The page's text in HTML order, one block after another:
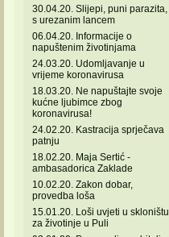
30.04.20. Slijepi, puni parazita,
s urezanim lancem
06.04.20. Informacije o
napuštenim životinjama
24.03.20. Udomljavanje u
vrijeme koronavirusa
18.03.20. Ne napuštajte svoje
kućne ljubimce zbog
koronavirusa!
24.02.20. Kastracija sprječava
patnju
18.02.20. Maja Sertić -
ambasadorica Zaklade
10.02.20. Zakon dobar,
provedba loša
15.01.20. Loši uvjeti u skloništu
za životinje u Puli